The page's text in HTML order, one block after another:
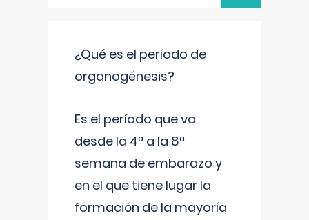
¿Qué es el período de
organogénesis?
Es el período que va
desde la 4ª a la 8ª
semana de embarazo y
en el que tiene lugar la
formación de la mayoría